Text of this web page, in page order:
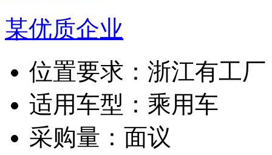
某优质企业
位置要求： 浙江有工厂
适用车型： 乘用车
采购量： 面议